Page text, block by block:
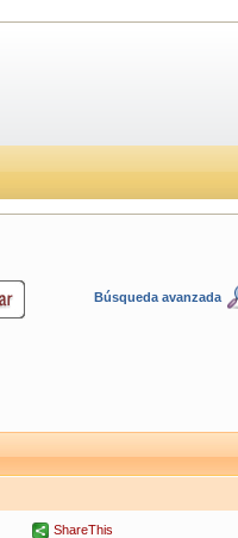
Búsqueda avanzada
ShareThis